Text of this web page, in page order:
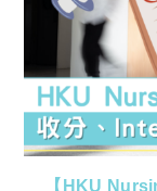
【HKU